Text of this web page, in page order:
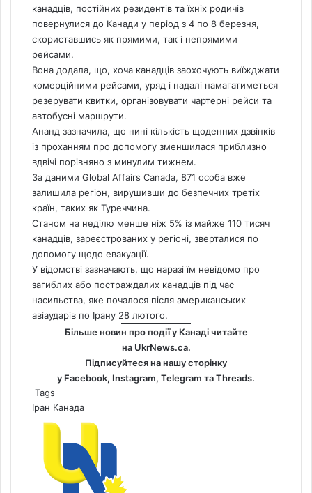
канадців, постійних резидентів та їхніх родичів
повернулися до Канади у період з 4 по 8 березня,
скориставшись як прямими, так і непрямими
рейсами.
Вона додала, що, хоча канадців заохочують виїжджати
комерційними рейсами, уряд і надалі намагатиметься
резерувати квитки, організовувати чартерні рейси та
автобусні маршрути.
Ананд зазначила, що нині кількість щоденних дзвінків
із проханням про допомогу зменшилася приблизно
вдвічі порівняно з минулим тижнем.
За даними Global Affairs Canada, 871 особа вже
залишила регіон, вирушивши до безпечних третіх
країн, таких як Туреччина.
Станом на неділю менше ніж 5% із майже 110 тисяч
канадців, зареєстрованих у регіоні, зверталися по
допомогу щодо евакуації.
У відомстві зазначають, що наразі їм невідомо про
загиблих або постраждалих канадців під час
насильства, яке почалося після американських
авіаударів по Ірану 28 лютого.
Більше новин про події у Канаді читайте
на UkrNews.ca.
Підписуйтеся на нашу сторінку
у Facebook, Instagram, Telegram таThreads.
Tags
Іран Канада